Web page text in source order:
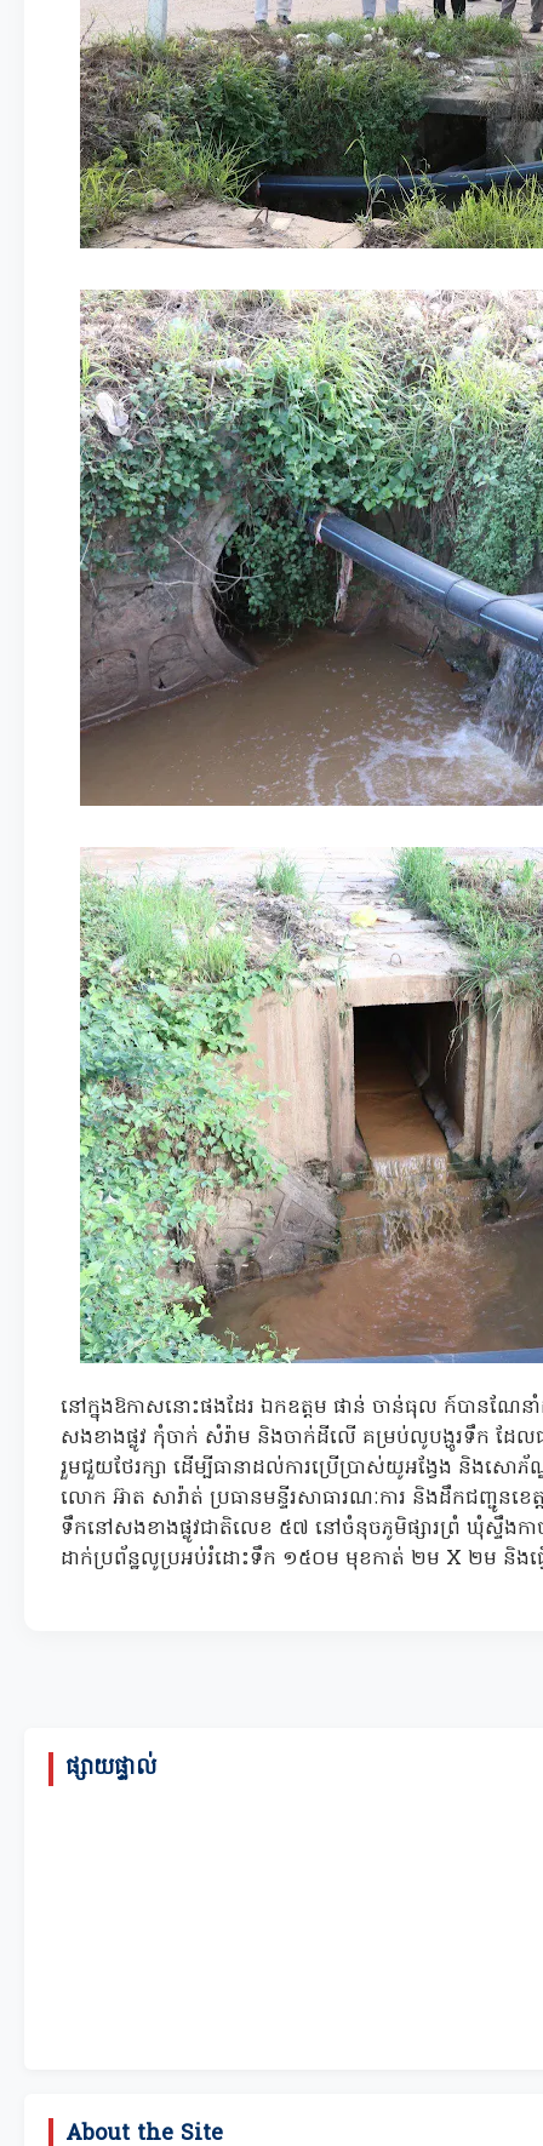
នៅក្នុងឱកាសនោះផងដែរ ឯកឧត្តម ផាន់ ចាន់ធុល ក៍បានណែ
សងខាងផ្លូវ កុំចាក់ សំរ៉ាម និងចាក់ដីលើ គម្រប់លូបង្ហូរទឹក ដែ
រួមជួយថែរក្សា ដើម្បីធានាដល់ការប្រើប្រាស់យូអង្វែង និងសោភ័
លោក អ៊ាត សារ៉ាត់ ប្រធានមន្ទីរសាធារណៈការ និងដឹកជញ្ជូនខេ
ទឹកនៅសងខាងផ្លូវជាតិលេខ ៥៧ នៅចំនុចភូមិផ្សារព្រំ ឃុំស្ទឹងកាច់
ដាក់ប្រព័ន្ឋលូប្រអប់រំដោះទឹក ១៥០ម មុខកាត់ ២ម X ២ម និងធ្
ផ្សាយផ្ទាល់
About the Site